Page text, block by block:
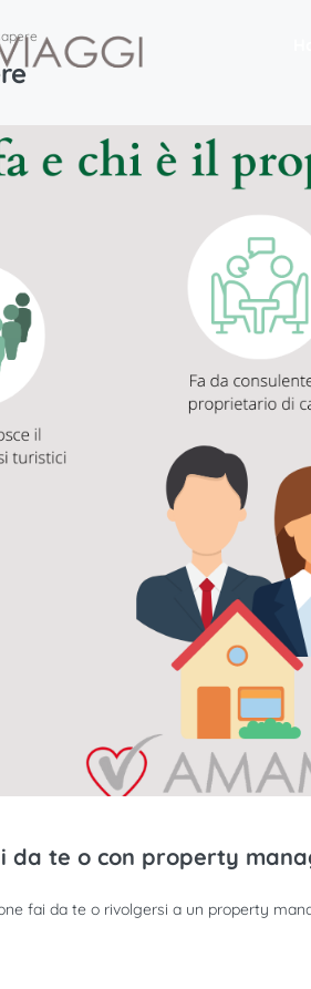
da te o con property
fai da te o rivolgersi a un property